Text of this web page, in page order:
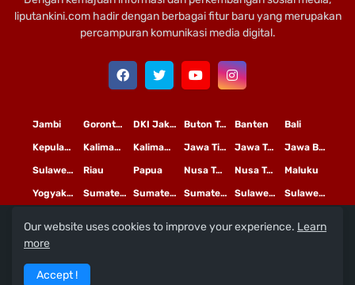
liputankini.com hadir dengan berbagai fitur baru yang merupakan
percampuran komunikasi media digital.
Bali
Banten
Buton Tengah
DKI Jakarta
Gorontalo
Jambi
Jawa Barat
Jawa Tengah
Jawa Timur
Kalimantan Tengah
Kalimantan Timur
Kepulauan Riau
Maluku
Nusa Tenggara Barat
Nusa Tenggara Timur
Papua
Riau
Sulawesi Selatan
Sulawesi Tengah
Sulawesi Utara
Sumatera Barat
Sumatera Selatan
Sumatera Utara
Yogyakarta
Copyright© 2020 PTLiputan Kini Mediatama
Redaksi Pedoman Media Siber
Our website uses cookies to improve your experience. Learn
more
Accept !